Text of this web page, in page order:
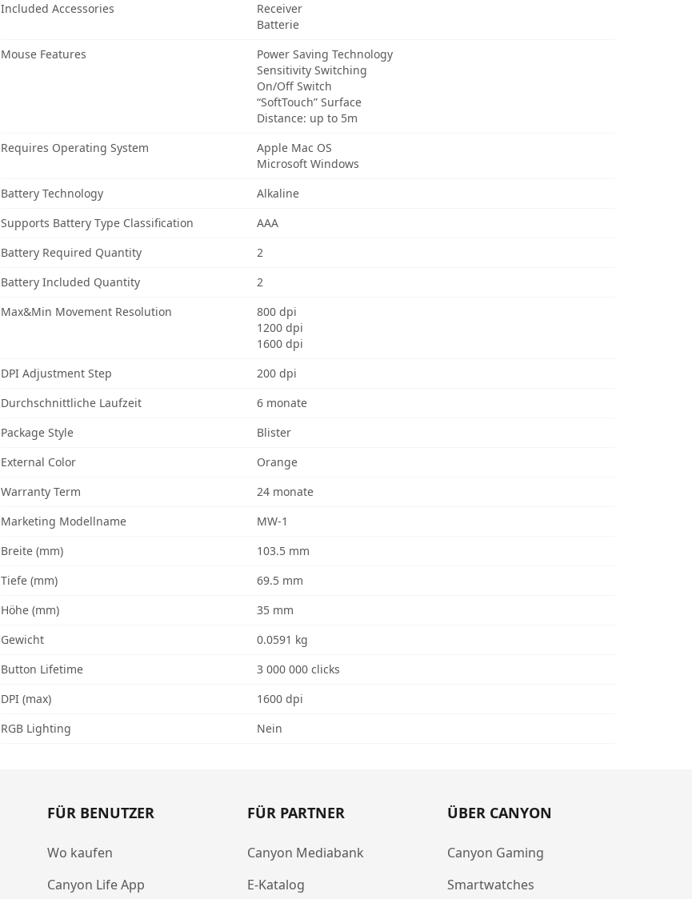
Included Accessories
Receiver
Batterie
Mouse Features
Power Saving Technology
Sensitivity Switching
On/Off Switch
“SoftTouch” Surface
Distance: up to 5m
Requires Operating System
Apple Mac OS
Microsoft Windows
Battery Technology
Alkaline
Supports Battery Type Classification
AAA
Battery Required Quantity
2
Battery Included Quantity
2
Max&Min Movement Resolution
800 dpi
1200 dpi
1600 dpi
DPI Adjustment Step
200 dpi
Durchschnittliche Laufzeit
6 monate
Package Style
Blister
External Color
Orange
Warranty Term
24 monate
Marketing Modellname
MW-1
Breite (mm)
103.5 mm
Tiefe (mm)
69.5 mm
Höhe (mm)
35 mm
Gewicht
0.0591 kg
Button Lifetime
3 000 000 clicks
DPI (max)
1600 dpi
RGB Lighting
Nein
FÜR BENUTZER
Wo kaufen
Canyon Life App
FÜR PARTNER
Canyon Mediabank
E-Katalog
ÜBER CANYON
Canyon Gaming
Smartwatches